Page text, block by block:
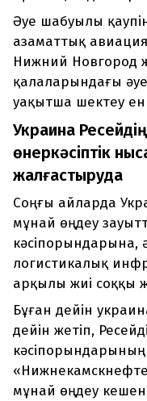
Әуе шабуылы
азаматтық авиация
Нижний Новгород
қалаларындағы
уақытша шектеу
Украина
өнеркәсіптік
жалғастыруда
Соңғы айларда
мұнай өңдеу
кәсіпорындарына,
логистикалық
арқылы жиі соққы
Бұған дейін
дейін жетіп,
кәсіпорындарының
мұнай өңдеу